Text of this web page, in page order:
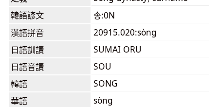
韓語諺文
송:0N
漢語拼音
20915.020:sòng
日語訓讀
SUMAI ORU
日語音讀
SOU
韓語
SONG
華語
sòng